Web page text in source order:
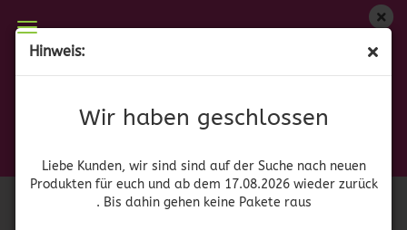
Hinweis:
Wir haben geschlossen
Liebe Kunden, wir sind sind auf der Suche nach neuen
Produkten für euch und ab dem 17.08.2026 wieder zurück
. Bis dahin gehen keine Pakete raus
Wir haben geschlossen
zurück. Bis dahin gehen keine Pakete raus
Das Team von Delicious Food and Drinks
Pancake Mix